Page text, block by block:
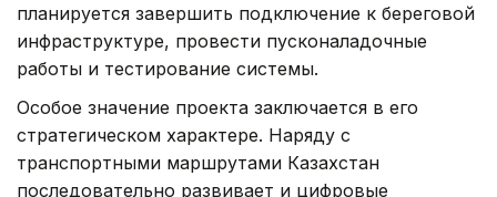
планируется завершить подключение к береговой
инфраструктуре, провести пусконаладочные
работы и тестирование системы.
Особое значение проекта заключается в его
стратегическом характере. Наряду с
транспортными маршрутами Казахстан
последовательно развивает и цифровые